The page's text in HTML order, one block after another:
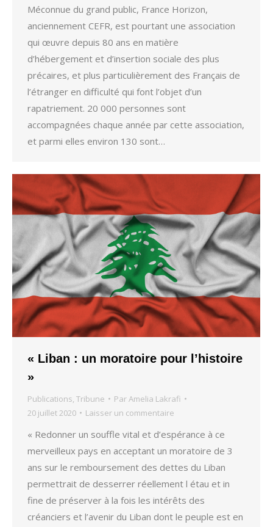
Méconnue du grand public, France Horizon,
anciennement CEFR, est pourtant une association
qui œuvre depuis 80 ans en matière
d’hébergement et d’insertion sociale des plus
précaires, et plus particulièrement des Français de
l’étranger en difficulté qui font l’objet d’un
rapatriement. 20 000 personnes sont
accompagnées chaque année par cette association,
et parmi elles environ 130 sont…
« Liban : un moratoire pour l’histoire
»
Publications, Tribune ParAmelia Lakrafi
20 juillet 2020
Laisser un commentaire
« Redonner un souffle vital et d’espérance à ce
merveilleux pays en acceptant un moratoire de 3
ans sur le remboursement des dettes du Liban
permettrait de desserrer réellement l étau et in
fine de préserver à la fois les intérêts des
créanciers et l’avenir du Liban dont le peuple est en